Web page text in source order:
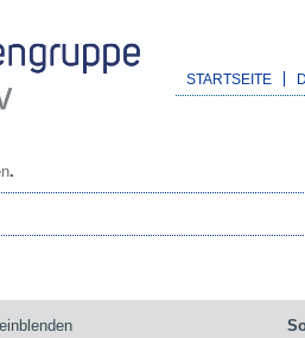
STARTSEITE
.